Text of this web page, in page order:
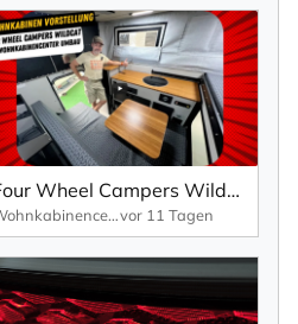
Four Wheel Campers Wildcat Wohnkabine - Rollover Couch sowie WKC Design und Technik Paket
Wohnkabinencentervor 11 Tagen